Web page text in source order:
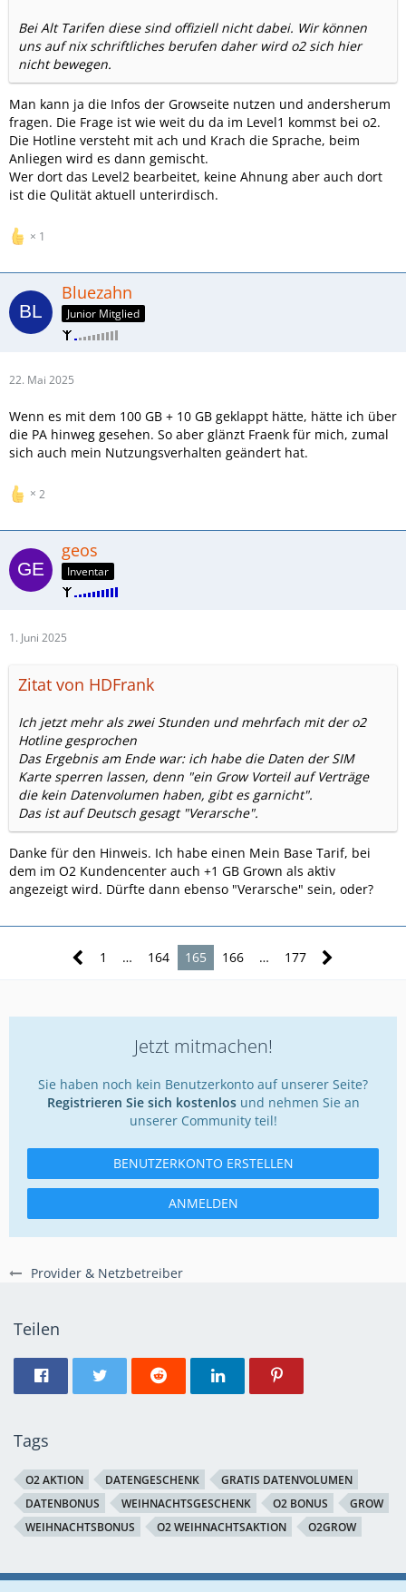
Provider & Netzbetreiber
Bei Alt Tarifen diese sind offiziell nicht dabei. Wir können
uns auf nix schriftliches berufen daher wird o2 sich hier
nicht bewegen.
Man kann ja die Infos der Growseite nutzen und andersherum
fragen. Die Frage ist wie weit du da im Level1 kommst bei o2.
Die Hotline versteht mit ach und Krach die Sprache, beim
Anliegen wird es dann gemischt.
Wer dort das Level2 bearbeitet, keine Ahnung aber auch dort
ist die Qulität aktuell unterirdisch.
1
Bluezahn
Junior Mitglied
22. Mai 2025
Wenn es mit dem 100 GB + 10 GB geklappt hätte, hätte ich über
die PA hinweg gesehen. So aber glänzt Fraenk für mich, zumal
sich auch mein Nutzungsverhalten geändert hat.
2
geos
Inventar
1. Juni 2025
Zitat von HDFrank
Ich jetzt mehr als zwei Stunden und mehrfach mit der o2
Hotline gesprochen
Das Ergebnis am Ende war: ich habe die Daten der SIM
Karte sperren lassen, denn "ein Grow Vorteil auf Verträge
die kein Datenvolumen haben, gibt es garnicht".
Das ist auf Deutsch gesagt "Verarsche".
Danke für den Hinweis. Ich habe einen Mein Base Tarif, bei
dem im O2 Kundencenter auch +1 GB Grown als aktiv
angezeigt wird. Dürfte dann ebenso "Verarsche" sein, oder?
1 … 164 165 166 … 177
Jetzt mitmachen!
Sie haben noch kein Benutzerkonto auf unserer Seite?
Registrieren Sie sich kostenlosund nehmen Sie an
unserer Community teil!
BENUTZERKONTO ERSTELLEN
ANMELDEN
Teilen
Tags
O2 AKTION DATENGESCHENK
GRATIS DATENVOLUMEN
DATENBONUS
WEIHNACHTSGESCHENK O2 BONUS
GROW
WEIHNACHTSBONUS
O2 WEIHNACHTSAKTION O2GROW